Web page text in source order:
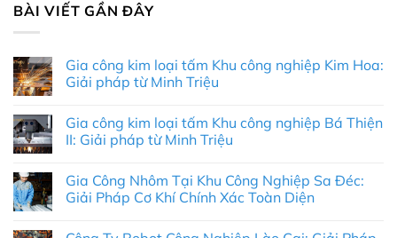
BÀI VIẾT GẦN ĐÂY
Gia công kim loại tấm Khu công nghiệp Kim Hoa:
Giải pháp từ Minh Triệu
bình
luận
ở
kim
loại
tấm
Gia công kim loại tấm Khu công nghiệp Bá Thiện
II: Giải pháp từ Minh Triệu
bình
luận
ở
Gia Công Nhôm Tại Khu Công Nghiệp Sa Đéc:
Giải Pháp Cơ Khí Chính Xác Toàn Diện